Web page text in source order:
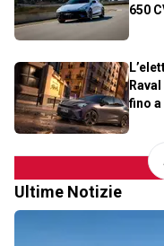
650
fino a
Ultime Notizie